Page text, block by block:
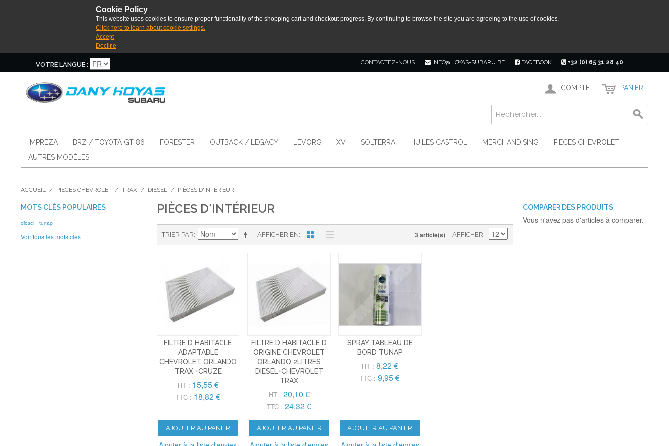
Cookie Policy
This website uses cookies to ensure proper functionality of the shopping cart and checkout progress. By continuing to browse the site you are agreeing to the use of cookies.
Click here to learn about cookie settings.
Accept
Decline
VOTRE LANGUE : CONTACTEZ-NOUS INFO@HOYAS-SUBARU.BE FACEBOOK +32 (0) 65 31 28 40
COMPTE PANIER
IMPREZA BRZ / TOYOTA GT 86 FORESTER OUTBACK / LEGACY LEVORG XV SOLTERRA HUILES CASTROL MERCHANDISING
PIÈCES CHEVROLET
AUTRES MODÈLES
ACCUEIL / PIÈCES CHEVROLET / TRAX / DIESEL / PIÈCES D'INTÉRIEUR
PIÈCES D'INTÉRIEUR
AFFICHER EN
TRIER PAR 3 article(s) AFFICHER
FILTRE D HABITACLE
ADAPTABLE
CHEVROLET ORLANDO
TRAX +CRUZE
HT : 15,55 €
TTC : 18,82 €
AJOUTER AU PANIER
FILTRE D HABITACLE D
ORIGINE CHEVROLET
ORLANDO 2LITRES
DIESEL+CHEVROLET
TRAX
HT : 20,10 €
TTC : 24,32 €
AJOUTER AU PANIER
SPRAY TABLEAU DE
BORD TUNAP
HT : 8,22 €
TTC : 9,95 €
AJOUTER AU PANIER
MOTS CLÉS POPULAIRES
diesel tunap
Voir tous les mots clés
COMPARER DES PRODUITS
Vous n'avez pas d'articles à comparer.